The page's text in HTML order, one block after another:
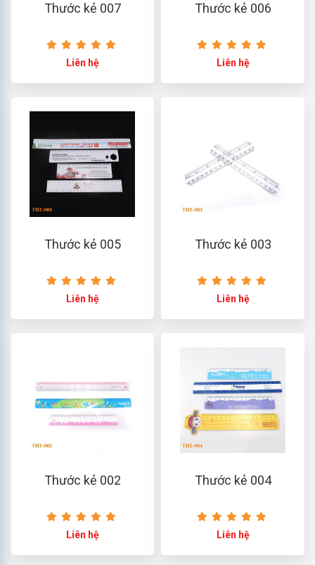
Thước kẻ 007
Liên hệ
Thước kẻ 006
Liên hệ
Thước kẻ 005
Liên hệ
Thước kẻ 003
Liên hệ
Thước kẻ 002
Liên hệ
Thước kẻ 004
Liên hệ